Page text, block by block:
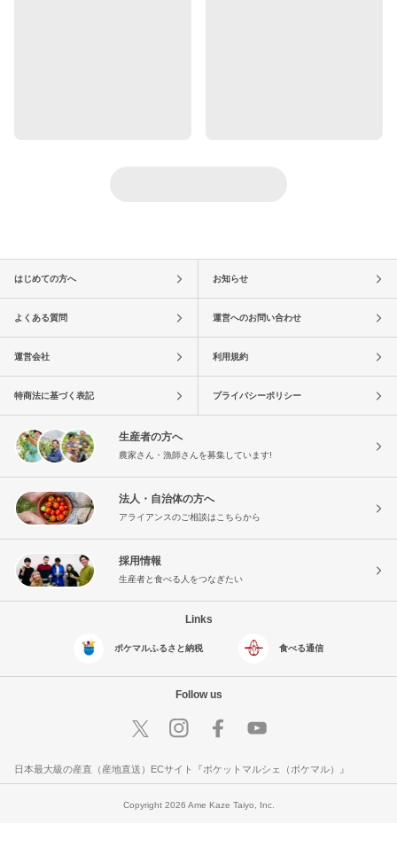
はじめての方へ お知らせ
よくある質問 運営へのお問い合わせ
運営会社 利用規約
特商法に基づく表記 プライバシーポリシー
生産者の方へ
農家さん・漁師さんを募集しています!
法人・自治体の方へ
アライアンスのご相談はこちらから
採用情報
生産者と食べる人をつなぎたい
Links
ポケマルふるさと納税 食べる通信
Follow us
日本最大級の産直（産地直送）ECサイト『ポケットマルシェ（ポケマル）』
Copyright 2026 Ame Kaze Taiyo, Inc.